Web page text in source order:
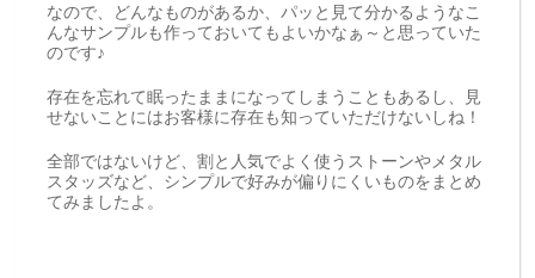
なので、どんなものがあるか、パッと見て分かるようなこ
んなサンプルも作っておいてもよいかなぁ～と思っていた
のです♪
存在を忘れて眠ったままになってしまうこともあるし、見
せないことにはお客様に存在も知っていただけないしね！
全部ではないけど、割と人気でよく使うストーンやメタル
スタッズなど、シンプルで好みが偏りにくいものをまとめ
てみましたよ。